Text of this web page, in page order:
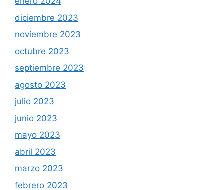
diciembre 2023
noviembre 2023
octubre 2023
septiembre 2023
agosto 2023
julio 2023
junio 2023
mayo 2023
abril 2023
marzo 2023
febrero 2023